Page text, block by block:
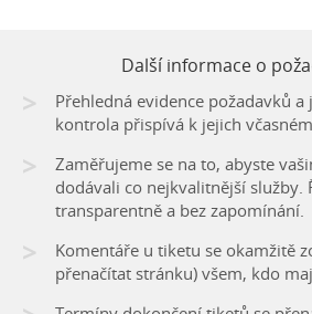
Další informace o
>
Přehledná evidence požadavků a
kontrola přispívá k jejich
>
Zaměřujeme se na to, abyste
dodávali co nejkvalitnější služby.
transparentně a bez zapomínání.
>
Komentáře u tiketu se okamžitě
přenačítat stránku) všem, kdo